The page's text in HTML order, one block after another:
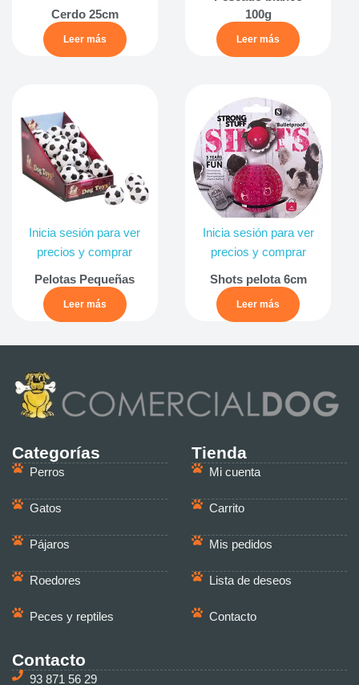
Cerdo 25cm
Leer más
100g
Leer más
Inicia sesión para ver
precios y comprar
Pelotas Pequeñas
Leer más
Inicia sesión para ver
precios y comprar
Shots pelota 6cm
Leer más
Categorías
Perros
Gatos
Pájaros
Roedores
Peces y reptiles
Tienda
Mi cuenta
Carrito
Mis pedidos
Lista de deseos
Contacto
Contacto
93 871 56 29